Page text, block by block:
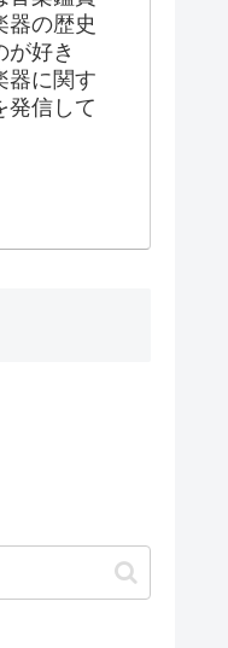
器の歴史
が好き
器に関す
発信して